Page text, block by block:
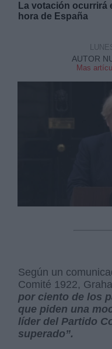
La votación ocurrirá
hora de España
AUTOR
Mas
Según un
Comité 1922,
por ciento de los
que piden una
líder del Partido
superado”.